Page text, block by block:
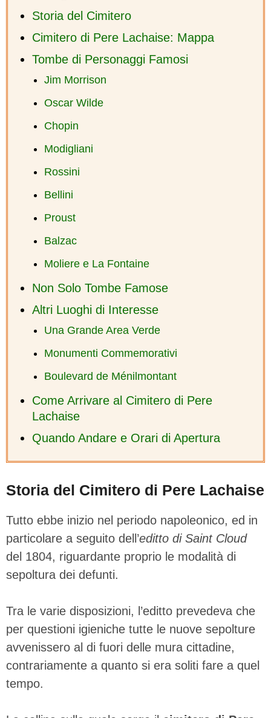
Storia del Cimitero
Cimitero di Pere Lachaise: Mappa
Tombe di Personaggi Famosi
Jim Morrison
Oscar Wilde
Chopin
Modigliani
Rossini
Bellini
Proust
Balzac
Moliere e La Fontaine
Non Solo Tombe Famose
Altri Luoghi di Interesse
Una Grande Area Verde
Monumenti Commemorativi
Boulevard de Ménilmontant
Come Arrivare al Cimitero di Pere
Lachaise
Quando Andare e Orari di Apertura
Storia del Cimitero di Pere Lachaise
Tutto ebbe inizio nel periodo napoleonico, ed in
particolare a seguito dell’editto di Saint Cloud
del 1804, riguardante proprio le modalità di
sepoltura dei defunti.
Tra le varie disposizioni, l’editto prevedeva che
per questioni igieniche tutte le nuove sepolture
avvenissero al di fuori delle mura cittadine,
contrariamente a quanto si era soliti fare a quel
tempo.